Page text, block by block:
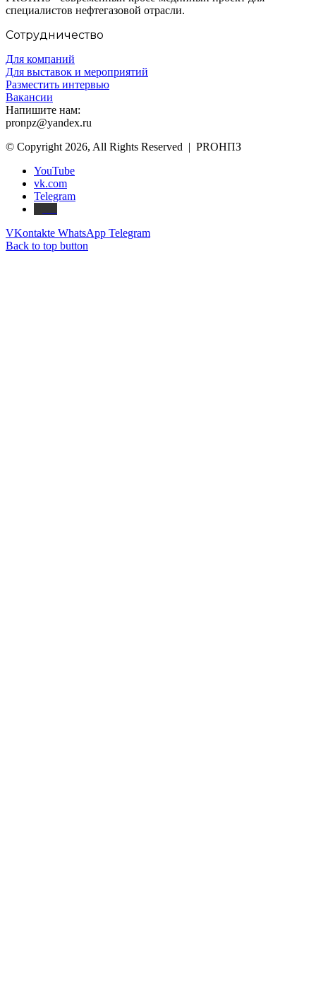
специалистов нефтегазовой отрасли.
Сотрудничество
Для компаний
Для выставок и мероприятий
Разместить интервью
Вакансии
Напишите нам:
pronpz@yandex.ru
© Copyright 2026, All Rights Reserved | PROНПЗ
YouTube
vk.com
Telegram
VKontakte WhatsApp Telegram
Back to top button